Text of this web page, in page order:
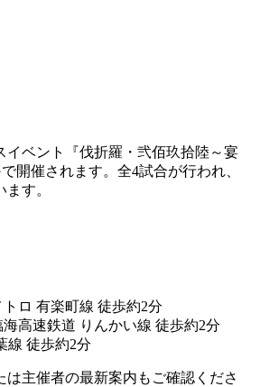
イベント『伐折羅・弐佰玖拾陸～宴
開催されます。全4試合が行われ、
す。
ロ 有楽町線 徒歩約2分
高速鉄道 りんかい線 徒歩約2分
線 徒歩約2分
主催者の最新案内もご確認くださ